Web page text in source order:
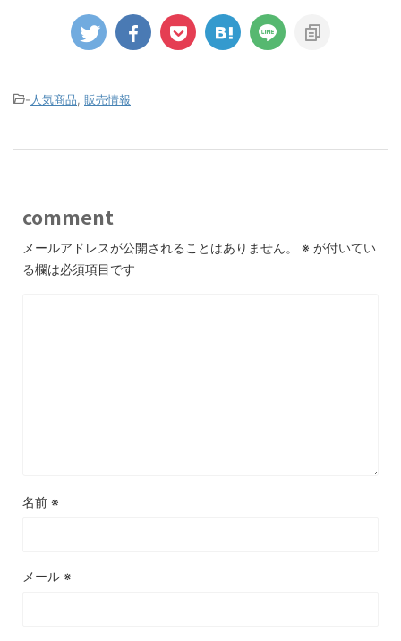
- 人気商品 販売情報
comment
メールアドレスが公開されることはありません。 ※ が付いてい
る欄は必須項目です
名前 ※
メール ※